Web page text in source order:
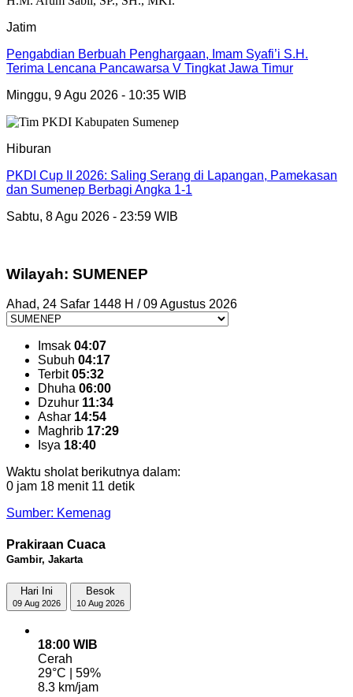
Jatim
Pengabdian Berbuah Penghargaan, Imam Syafi’i S.H.
Terima Lencana Pancawarsa V Tingkat Jawa Timur
Minggu, 9 Agu 2026 - 10:35 WIB
Hiburan
PKDI Cup II 2026: Saling Serang di Lapangan, Pamekasan
dan Sumenep Berbagi Angka 1-1
Sabtu, 8 Agu 2026 - 23:59 WIB
Wilayah: SUMENEP
Ahad, 24 Safar 1448 H / 09 Agustus 2026
Imsak 04:07
Subuh 04:17
Terbit05:32
Dhuha 06:00
Dzuhur 11:34
Ashar 14:54
Maghrib 17:29
Isya 18:40
Waktu sholat berikutnya dalam:
0 jam 18 menit 10 detik
Sumber: Kemenag
Prakiraan Cuaca
Gambir, Jakarta
Hari Ini
09 Aug 2026
Besok
10 Aug 2026
18:00 WIB
Cerah
29°C | 59%
8.3 km/jam